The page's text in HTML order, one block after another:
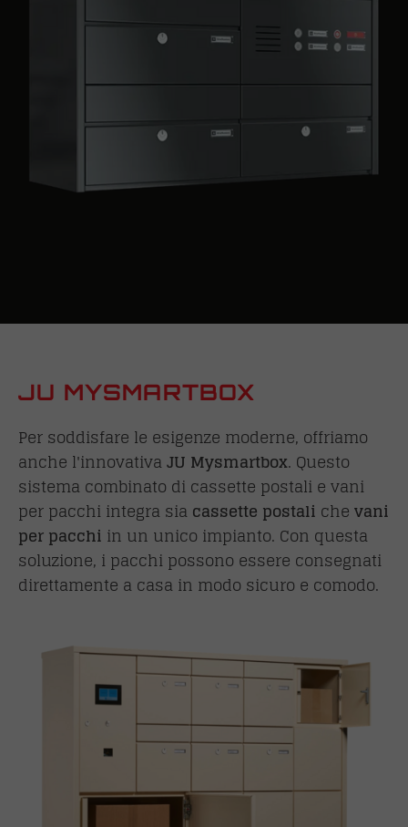
JU MYSMARTBOX
Per soddisfare le esigenze moderne, offriamo
anche l'innovativaJU Mysmartbox. Questo
sistema combinato di cassette postali e vani
per pacchi integra siacassette postali chevani
per pacchi in un unico impianto. Con questa
soluzione, i pacchi possono essere consegnati
direttamente a casa in modo sicuro e comodo.